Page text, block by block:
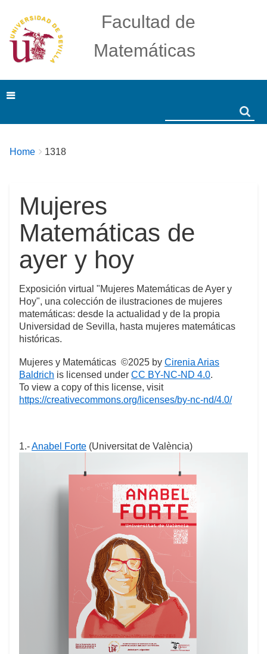
Facultad de
Matemáticas
Breadcrumbs
You
Home 1318
Mujeres
Matemáticas de
ayer y hoy
Exposición virtual "Mujeres Matemáticas de Ayer y
Hoy", una colección de ilustraciones de mujeres
matemáticas: desde la actualidad y de la propia
Universidad de Sevilla, hasta mujeres matemáticas
históricas.
Mujeres y Matemáticas ©2025 by Cirenia Arias
Baldrich is licensed under CC BY-NC-ND 4.0.
To view a copy of this license, visit
https://creativecommons.org/licenses/by-nc-nd/4.0/
1.-Anabel Forte (Universitat de València)